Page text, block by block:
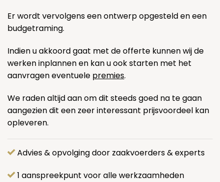
Er wordt vervolgens een ontwerp opgesteld en een
budgetraming.
Indien u akkoord gaat met de offerte kunnen wij de
werken inplannen en kan u ook starten met het
aanvragen eventuele premies.
We raden altijd aan om dit steeds goed na te gaan
aangezien dit een zeer interessant prijsvoordeel kan
opleveren.
Advies & opvolging door zaakvoerders & experts
1 aanspreekpunt voor alle werkzaamheden